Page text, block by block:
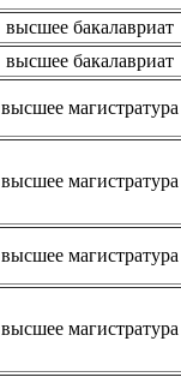
высшее бакалавриат
высшее бакалавриат
высшее магистратура
высшее магистратура
высшее магистратура
высшее магистратура